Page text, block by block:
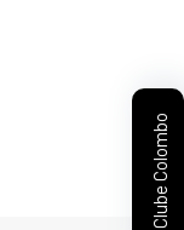
Clube Colombo